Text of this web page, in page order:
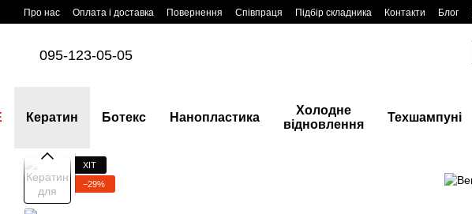
Перейти до основного контенту
Про нас Оплата і доставка Повернення Співпраця Підбір складника Контакти Блог
095-123-05-05
Кератин Ботекс Нанопластика
Холодне
відновлення
Техшампуні
ХІТ
−29%